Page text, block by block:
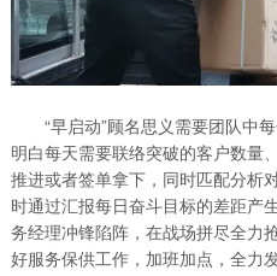
“早启动”顾名思义需要团队中
明白每天需要联络突破的客户数量
推进或者签单拿下，同时匹配分析
时通过汇报每日奋斗目标的差距产
务经理冲锋陷阵，在战场拼尽全力
好服务保供工作，加班加点，全力